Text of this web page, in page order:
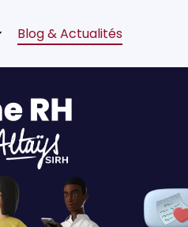
Blog & Actualités